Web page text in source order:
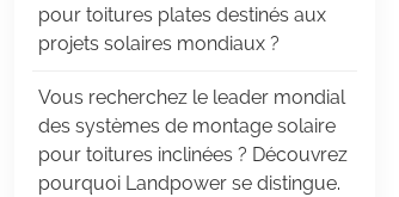
pour toitures plates destinés aux
projets solaires mondiaux ?
Vous recherchez le leader mondial
des systèmes de montage solaire
pour toitures inclinées ? Découvrez
pourquoi Landpower se distingue.